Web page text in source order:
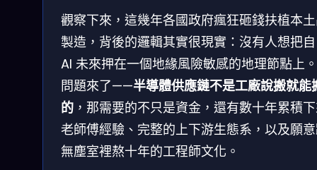
觀察下來，這幾年各國政府瘋狂砸錢扶植本
製造，背後的邏輯其實很現實：沒有人想把
AI 未來押在一個地緣風險敏感的地理節點上
問題來了——半導體供應鏈不是工廠說搬就能
的 ，那需要的不只是資金，還有數十年累積
老師傅經驗、完整的上下游生態系，以及願
無塵室裡熬十年的工程師文化。